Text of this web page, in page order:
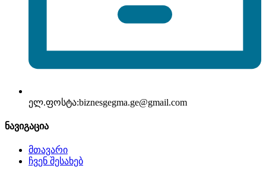
ელ.ფოსტა:biznesgegma.ge@gmail.com
ნავიგაცია
მთავარი
ჩვენ შესახებ